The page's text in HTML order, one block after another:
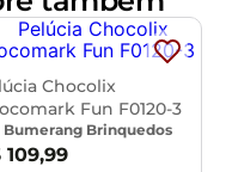
Chocolix
Fun F0120-3
Bumerang Brinquedos
109,99